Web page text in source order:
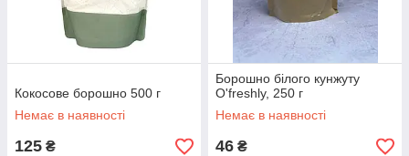
Кокосове борошно 500 г
Немає в наявності
125 ₴
Борошно білого кунжуту
O'freshly, 250 г
Немає в наявності
46 ₴